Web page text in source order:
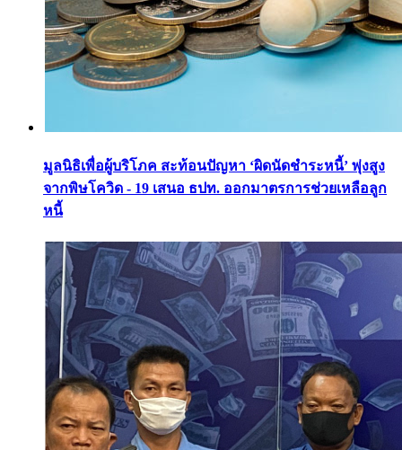
มูลนิธิเพื่อผู้บริโภค สะท้อนปัญหา ‘ผิดนัดชำระหนี้’ พุ่งสูง
จากพิษโควิด - 19 เสนอ ธปท. ออกมาตรการช่วยเหลือลูก
หนี้